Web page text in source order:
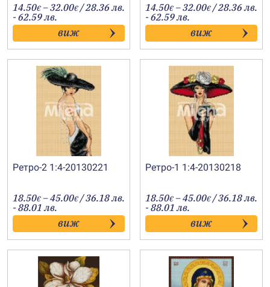
14.50€ –32.00€Price
range:
14.50€
through
32.00€
/ 28.36 лв.
- 62.59 лв.
виж
14.50€ –32.00€Price
range:
14.50€
through
32.00€
/ 28.36 лв.
- 62.59 лв.
виж
Ретро-2 1:4-20130221
18.50€ –45.00€Price
range:
18.50€
through
45.00€
/ 36.18 лв.
- 88.01 лв.
виж
Ретро-1 1:4-20130218
18.50€ –45.00€Price
range:
18.50€
through
45.00€
/ 36.18 лв.
- 88.01 лв.
виж